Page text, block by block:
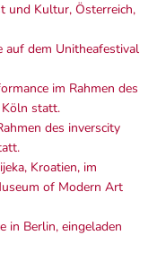
und Kultur, Österreich,
auf dem Unitheafestival
im Rahmen des
Köln statt.
des inverscity
Kroatien, im
of Modern Art
in Berlin, eingeladen